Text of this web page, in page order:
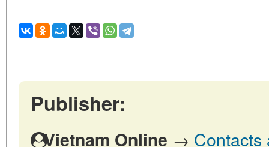
Publisher:
Vietnam Online → Contacts